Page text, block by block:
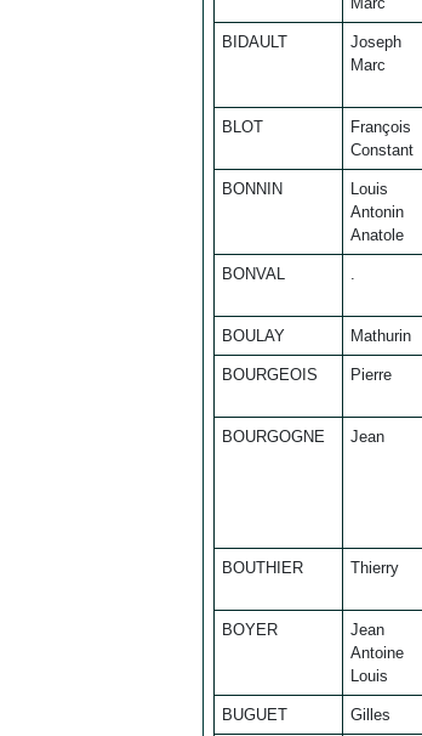
BIDAULT
Joseph
Marc
BLOT
François
Constant
BONNIN
Louis
Antonin
Anatole
BONVAL .
BOULAY Mathurin
BOURGEOIS Pierre
BOURGOGNE Jean
BOUTHIER Thierry
BOYER
Jean
Antoine
Louis
BUGUET Gilles